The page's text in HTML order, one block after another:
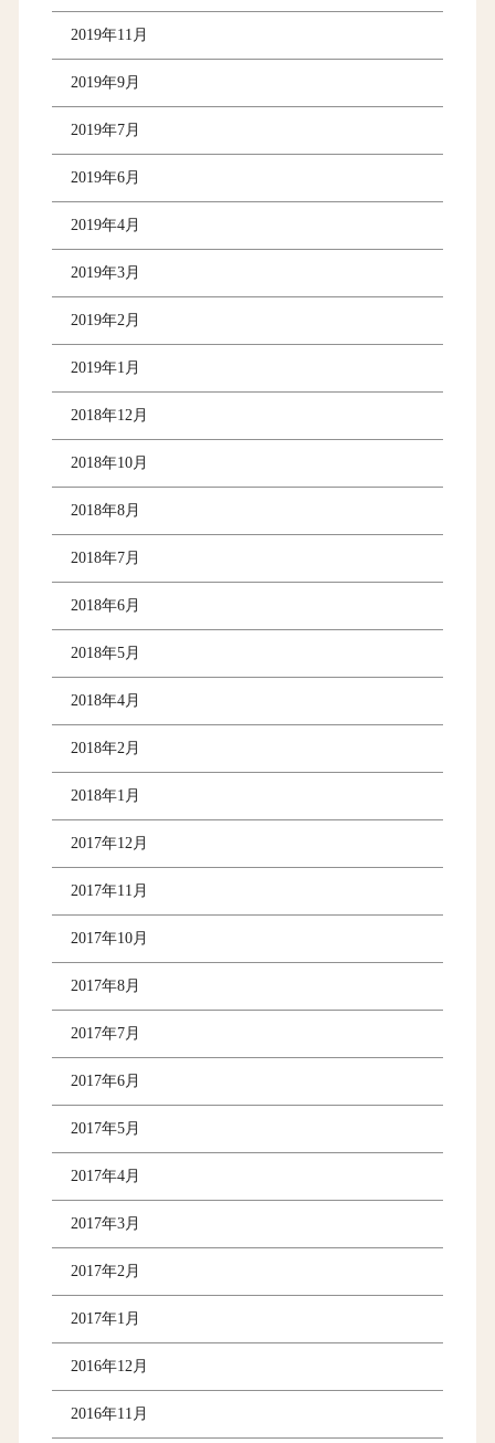
2019年11月
2019年9月
2019年7月
2019年6月
2019年4月
2019年3月
2019年2月
2019年1月
2018年12月
2018年10月
2018年8月
2018年7月
2018年6月
2018年5月
2018年4月
2018年2月
2018年1月
2017年12月
2017年11月
2017年10月
2017年8月
2017年7月
2017年6月
2017年5月
2017年4月
2017年3月
2017年2月
2017年1月
2016年12月
2016年11月